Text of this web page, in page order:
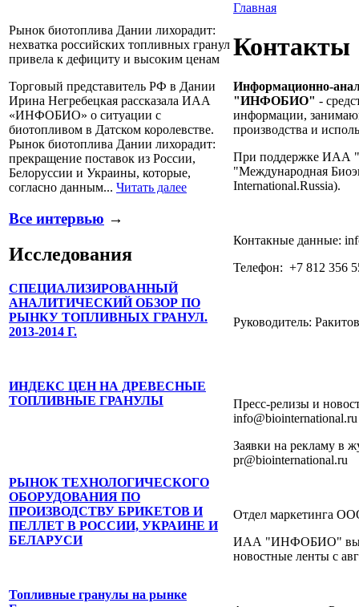
Рынок биотоплива Дании лихорадит:
нехватка российских топливных гранул
привела к дефициту и высоким ценам
Торговый представитель РФ в Дании
Ирина Негребецкая рассказала ИАА
«ИНФОБИО» о ситуации с
биотопливом в Датском королевстве.
Рынок биотоплива Дании лихорадит:
прекращение поставок из России,
Белоруссии и Украины, которые,
согласно данным... Читать далее
Все интервью →
Исследования
СПЕЦИАЛИЗИРОВАННЫЙ
АНАЛИТИЧЕСКИЙ ОБЗОР ПО
РЫНКУ ТОПЛИВНЫХ ГРАНУЛ.
2013-2014 Г.
ИНДЕКС ЦЕН НА ДРЕВЕСНЫЕ
ТОПЛИВНЫЕ ГРАНУЛЫ
РЫНОК ТЕХНОЛОГИЧЕСКОГО
ОБОРУДОВАНИЯ ПО
ПРОИЗВОДСТВУ БРИКЕТОВ И
ПЕЛЛЕТ В РОССИИ, УКРАИНЕ И
БЕЛАРУСИ
Топливные гранулы на рынке
Главная
Контакты
Информационно-
"ИНФОБИО" -
информации,
производства и
При поддержке ИАА
"Международная
International.Russia).
Контакные данные:
Телефон: +7 812 356
Руководитель:
Пресс-релизы и
info@biointernational.ru
Заявки на рекламу в
pr@biointernational.ru
Отдел маркетинга
ИАА "ИНФОБИО"
новостные ленты с